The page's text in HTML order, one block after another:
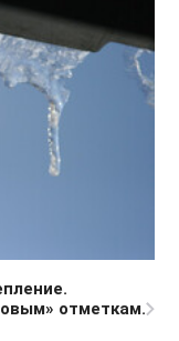
отметкам.